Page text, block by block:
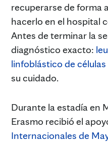
recuperarse de forma
hacerlo en el hospital
Antes de terminar la
diagnóstico exacto:
linfoblástico de células
su cuidado.
Durante la estadía en
Erasmo recibió el
Internacionales de